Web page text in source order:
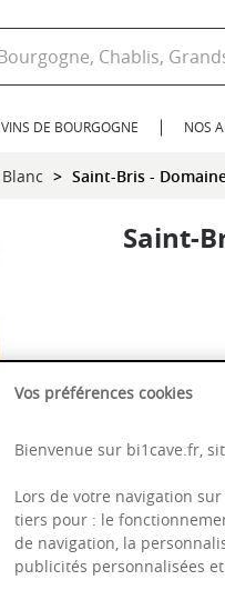
VINS DE BOURGOGNE NOS
Blanc Saint-Bris -
Saint-
Vos préférences cookies
Bienvenue sur bi1cave.fr,
Lors de votre navigation
tiers pour : le
de navigation, la
publicités personnalisées